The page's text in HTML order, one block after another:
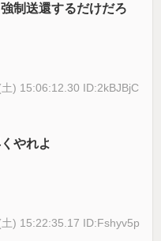
制送還するだけだろ
) 15:06:12.30 ID:2kBJBjC
やれよ
) 15:22:35.17 ID:Fshyv5p